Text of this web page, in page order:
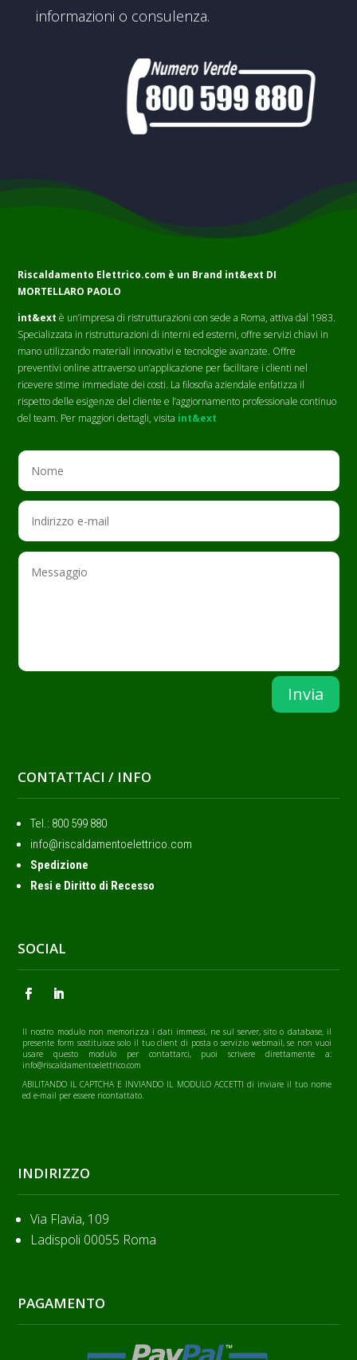
informazioni o consulenza.
Riscaldamento Elettrico.com è un Brand int&ext DI
MORTELLARO PAOLO
int&ext è un’impresa di ristrutturazioni con sede a Roma, attiva dal 1983.
Specializzata in ristrutturazioni di interni ed esterni, offre servizi chiavi in
mano utilizzando materiali innovativi e tecnologie avanzate. Offre
preventivi online attraverso un’applicazione per facilitare i clienti nel
ricevere stime immediate dei costi. La filosofia aziendale enfatizza il
rispetto delle esigenze del cliente e l’aggiornamento professionale continuo
del team. Per maggiori dettagli, visita int&ext
Invia
CONTATTACI / INFO
Tel.: ‭800 599 880
info@riscaldamentoelettrico.com
Spedizione
Resi e Diritto di Recesso
SOCIAL
Il nostro modulo non memorizza i dati immessi, ne sul server, sito o database, il
presente form sostituisce solo il tuo client di posta o servizio webmail, se non vuoi
usare questo modulo per contattarci, puoi scrivere direttamente a:
info@riscaldamentoelettrico.com
ABILITANDO IL CAPTCHA E INVIANDO IL MODULO ACCETTI di inviare il tuo nome
ed e-mail per essere ricontattato.
INDIRIZZO
Via Flavia, 109
Ladispoli 00055 Roma
PAGAMENTO